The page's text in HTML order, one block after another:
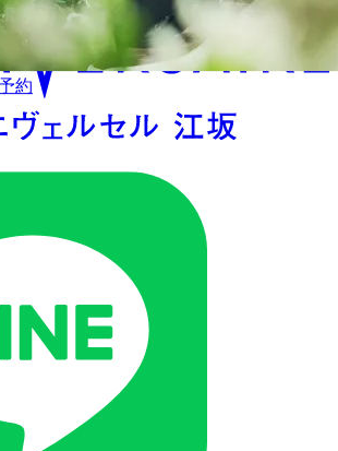
せ
ア
ルフェア一覧
約